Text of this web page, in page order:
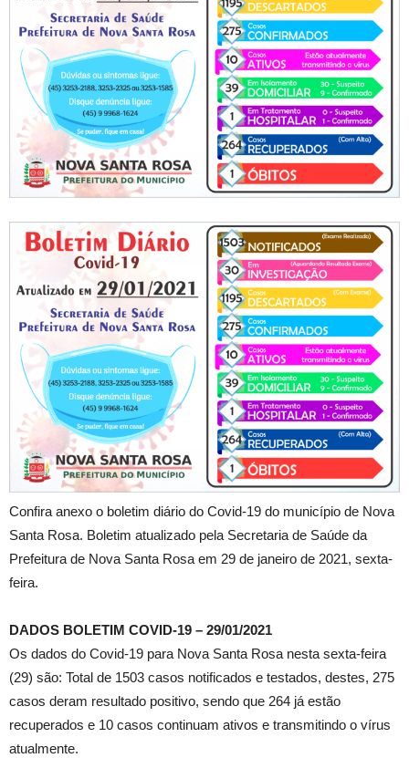
Confira anexo o boletim diário do Covid-19 do município de Nova
Santa Rosa. Boletim atualizado pela Secretaria de Saúde da
Prefeitura de Nova Santa Rosa em 29 de janeiro de 2021, sexta-
feira.
DADOS BOLETIM COVID-19 – 29/01/2021
Os dados do Covid-19 para Nova Santa Rosa nesta sexta-feira
(29) são: Total de 1503 casos notificados e testados, destes, 275
casos deram resultado positivo, sendo que 264 já estão
recuperados e 10 casos continuam ativos e transmitindo o vírus
atualmente.